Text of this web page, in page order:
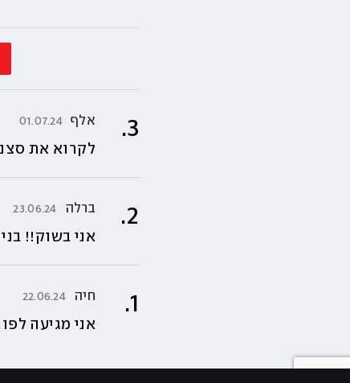
3
. אלף 01.07.24
לקרוא את
2
. ברלה 23.06.24
אני בשוק!!
1
. חיה 22.06.24
אני מגיעה